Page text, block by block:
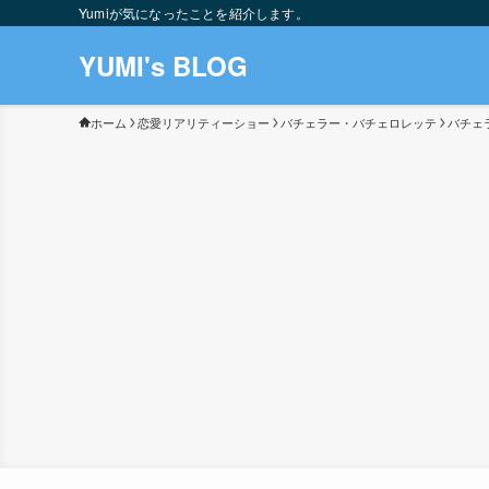
Yumiが気になったことを紹介します。
YUMI's BLOG
ホーム 恋愛リアリティーショー バチェラー・バチェロレッテ バチェ